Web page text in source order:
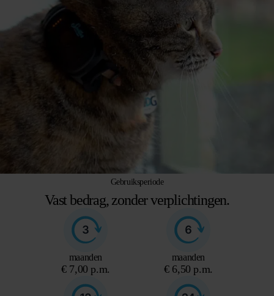
Gebruiksperiode
Vast bedrag, zonder verplichtingen.
maanden
€ 7,00 p.m.
maanden
€ 6,50 p.m.